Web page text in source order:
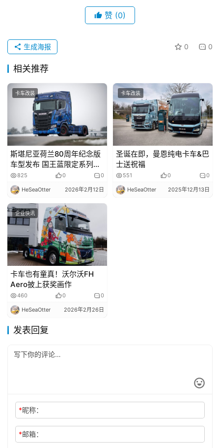
赞 (0)
0 0
生成海报
相关推荐
卡车改装
斯堪尼亚荷兰80周年纪念版
车型发布 国王蓝限定系列仅
售80台
825 0 0
HeSeaOtter 2026年2月12日
卡车改装
圣诞在即，曼恩纯电卡车&巴
士送祝福
551 0 0
HeSeaOtter 2025年12月13日
企业快讯
卡车也有童真！沃尔沃FH
Aero披上获奖画作
460 0 0
HeSeaOtter 2026年2月26日
发表回复
*昵称：
*邮箱：